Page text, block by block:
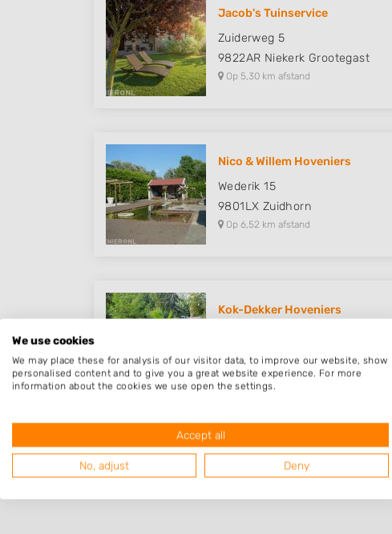
Jacob's Tuinservice
Zuiderweg 5
9822AR Niekerk Grootegast
Op 5,30 km afstand
Nico & Willem Hoveniers
Wederik 15
9801LX Zuidhorn
Op 6,52 km afstand
Kok-Dekker Hoveniers
9801BG
Zuidhorn
Op 7,34 km afstand
We use cookies
We may place these for analysis of our visitor data, to improve our website, show
personalised content and to give you a great website experience. For more
information about the cookies we use open the settings.
Accept all
No, adjust Deny